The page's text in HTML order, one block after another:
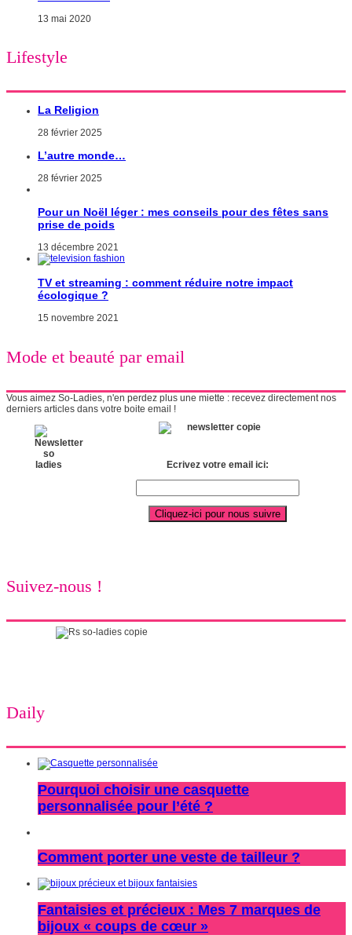
13 mai 2020
Lifestyle
La Religion
28 février 2025
L’autre monde…
28 février 2025
Pour un Noël léger : mes conseils pour des fêtes sans
prise de poids
13 décembre 2021
TV et streaming : comment réduire notre impact
écologique ?
15 novembre 2021
Mode et beauté par email
Vous aimez So-Ladies, n'en perdez plus une miette : recevez directement nos
derniers articles dans votre boite email !
Ecrivez votre email ici:
Suivez-nous !
Daily
Pourquoi choisir une casquette
personnalisée pour l’été ?
Comment porter une veste de tailleur ?
Fantaisies et précieux : Mes 7 marques de
bijoux « coups de cœur »